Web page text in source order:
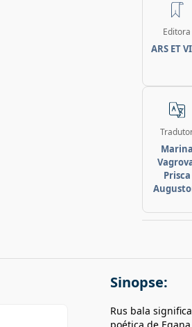
Editora
ARS ET
Marina
Prisca
Sinopse:
Rus bala